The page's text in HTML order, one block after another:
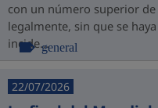
con un número superior
legalmente, sin que se
incide...general
22/07/2026